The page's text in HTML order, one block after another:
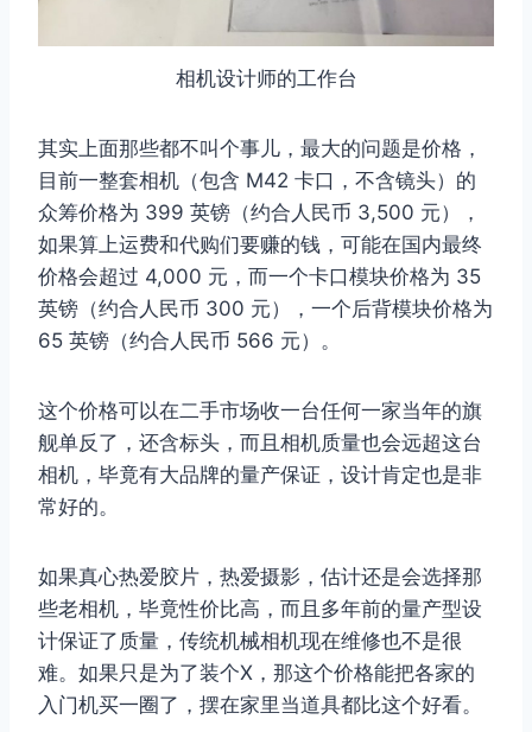
相机设计师的工作台
其实上面那些都不叫个事儿，最大的问题是价格，
目前一整套相机（包含 M42 卡口，不含镜头）的
众筹价格为 399 英镑（约合人民币 3,500 元），
如果算上运费和代购们要赚的钱，可能在国内最终
价格会超过 4,000 元，而一个卡口模块价格为 35
英镑（约合人民币 300 元），一个后背模块价格为
65 英镑（约合人民币 566 元）。
这个价格可以在二手市场收一台任何一家当年的旗
舰单反了，还含标头，而且相机质量也会远超这台
相机，毕竟有大品牌的量产保证，设计肯定也是非
常好的。
如果真心热爱胶片，热爱摄影，估计还是会选择那
些老相机，毕竟性价比高，而且多年前的量产型设
计保证了质量，传统机械相机现在维修也不是很
难。如果只是为了装个X，那这个价格能把各家的
入门机买一圈了，摆在家里当道具都比这个好看。